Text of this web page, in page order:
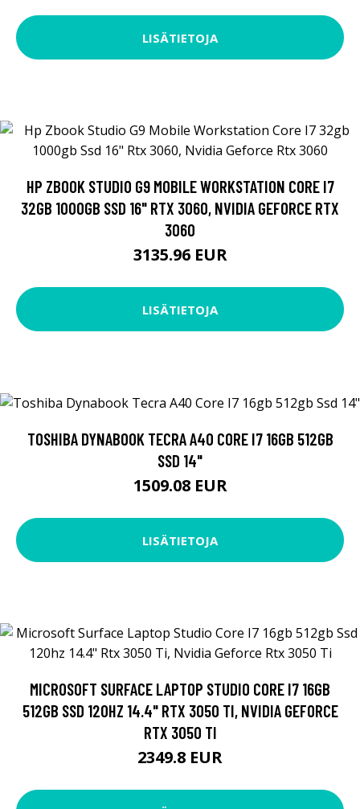
LISÄTIETOJA
HP ZBOOK STUDIO G9 MOBILE WORKSTATION CORE I7
32GB 1000GB SSD 16" RTX 3060, NVIDIA GEFORCE RTX
3060
3135.96 EUR
LISÄTIETOJA
TOSHIBA DYNABOOK TECRA A40 CORE I7 16GB 512GB
SSD 14"
1509.08 EUR
LISÄTIETOJA
MICROSOFT SURFACE LAPTOP STUDIO CORE I7 16GB
512GB SSD 120HZ 14.4" RTX 3050 TI, NVIDIA GEFORCE
RTX 3050 TI
2349.8 EUR